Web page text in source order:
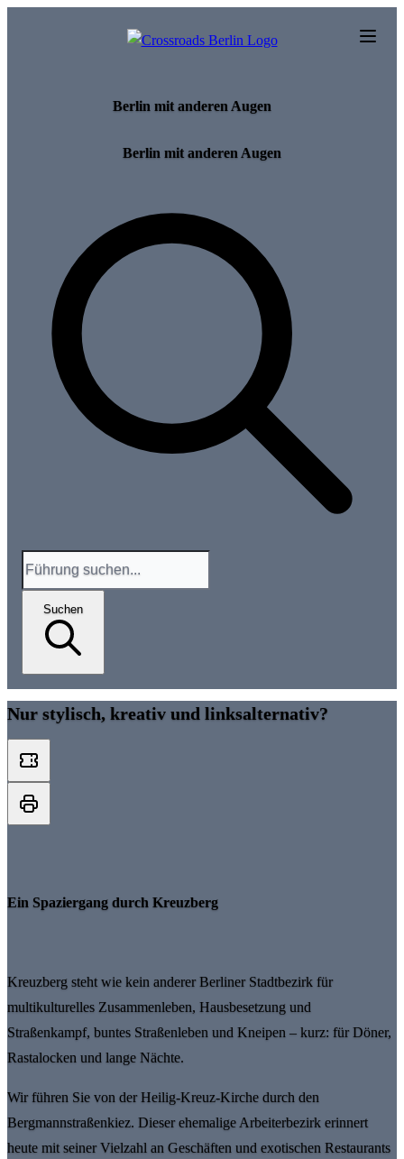
Berlin mit anderen Augen
Berlin mit anderen Augen
Suchen
Nur stylisch, kreativ und linksalternativ?
Ein Spaziergang durch Kreuzberg
Kreuzberg steht wie kein anderer Berliner Stadtbezirk für
multikulturelles Zusammenleben, Hausbesetzung und
Straßenkampf, buntes Straßenleben und Kneipen – kurz: für Döner,
Rastalocken und lange Nächte.
Wir führen Sie von der Heilig-Kreuz-Kirche durch den
Bergmannstraßenkiez. Dieser ehemalige Arbeiterbezirk erinnert
heute mit seiner Vielzahl an Geschäften und exotischen Restaurants